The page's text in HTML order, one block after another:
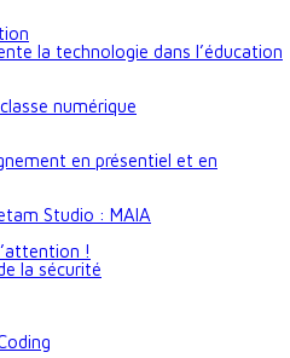
la technologie dans l’éducation
numérique
en présentiel et en
Studio : MAIA
!
la sécurité